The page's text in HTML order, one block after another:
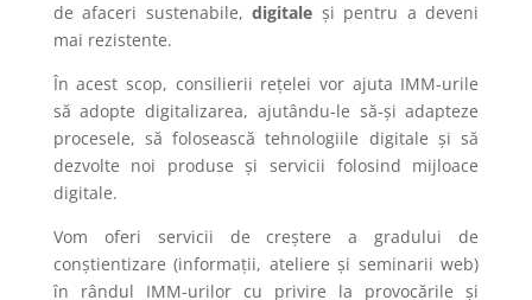
de afaceri sustenabile,digitale și pentru a deveni
mai rezistente.
În acest scop, consilierii rețelei vor ajuta IMM-urile
să adopte digitalizarea, ajutându-le să-și adapteze
procesele, să folosească tehnologiile digitale și să
dezvolte noi produse și servicii folosind mijloace
digitale.
Vom oferi servicii de creștere a gradului de
conștientizare (informații, ateliere și seminarii web)
în rândul IMM-urilor cu privire la provocările și